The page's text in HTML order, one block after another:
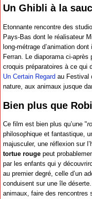
Un Ghibli à la
Etonnante rencontre des
Pays-Bas dont le réalisateur
long-métrage d’animation
Ferran. Le diaporama ci-
croquis préparatoires à ce qui
Un Certain Regard au Festival
nature, aux animaux jusque
Bien plus que
Ce film est bien plus qu’une "
philosophique et fantastique,
majusculer, une réflexion sur
tortue rouge peut
par les enfants qui y
au premier degré, celle d’un
conduisent sur une île
animaux, faire des rencontres